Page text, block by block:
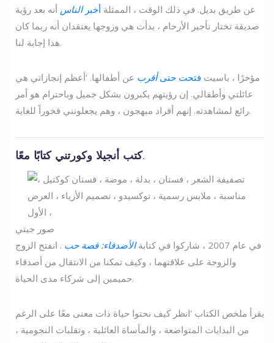
عن طريق بديل. في ذلك الوقت ، الممثلة أخبر الناس أنه بعد رؤية
صديقة تختار تأجير الأرحام ، بدأت هي وزوجها يعتقدان أنه ربما كان
هذا إجابة لنا.
مؤخرًا ، باسيت فتحت حتى أقرب عن أطفالها. 'أعظم إنجازاتي هي
عائلتي وأطفالي. إن رؤيتهم يكبرون بشكل جميل وباحترام هو أمر
رائع لمشاهدته. إنهم أفراد مبهجون ، وهم يجعلونني فخوراً للغاية.
كتب أنجيلا وكورتني كتابًا معًا.
صور جيتي
في عام 2007 ، شاركوا في كتابة
الأصدقاء: قصة حب . انفتح الزوج
والزوجة على علاقتهما ، وكيف تمكنا من الانتقال من أصدقاء
حميمين إلى شركاء مدى الحياة.
يقرأ ملخص الكتاب 'انظر كيف نحتوا حياة ذات معنى معًا على الرغم
من البدايات المتواضعة ، والمأساة العائلية ، وتقلبات النجومية ،